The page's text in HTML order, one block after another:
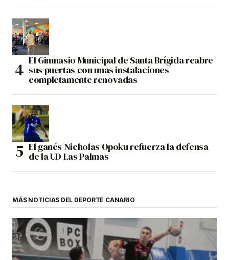
El Gimnasio Municipal de Santa Brígida reabre
sus puertas con unas instalaciones
completamente renovadas
El ganés Nicholas Opoku refuerza la defensa
de la UD Las Palmas
MÁS NOTICIAS DEL DEPORTE CANARIO